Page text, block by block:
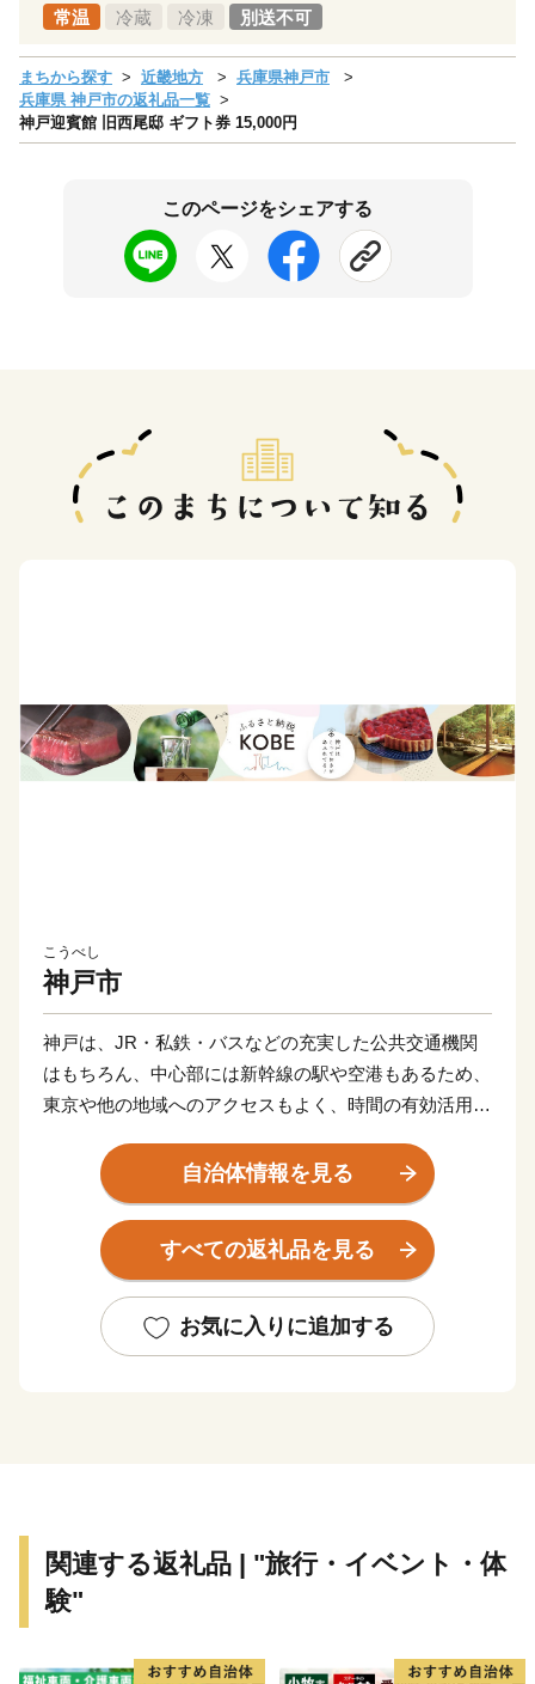
常温 冷蔵 冷凍 別送不可
まちから探す 近畿地方
兵庫県神戸市
兵庫県 神戸市の返礼品一覧
神戸迎賓館 旧西尾邸 ギフト券 15,000円
このページをシェアする
こうべし
神戸市
神戸は、JR・私鉄・バスなどの充実した公共交通機関
はもちろん、中心部には新幹線の駅や空港もあるため、
東京や他の地域へのアクセスもよく、時間の有効活用に
しかし、これだけではありません。神戸の魅力は、何よ
り、都会と自然が近いということ。海と山に囲まれ、心
地よい風が吹く。
が広がっています。
さらに、住んでいる人や訪れる人が盛んに交流する街で
そんな神戸スタイルを代表する品々を、ふるさと納税の
返礼品として特別に、ご用意しております。
■ 神戸牛
自治体情報を見る
すべての返礼品を見る
お気に入りに追加する
関連する返礼品 | "旅行・イベント・体
験"